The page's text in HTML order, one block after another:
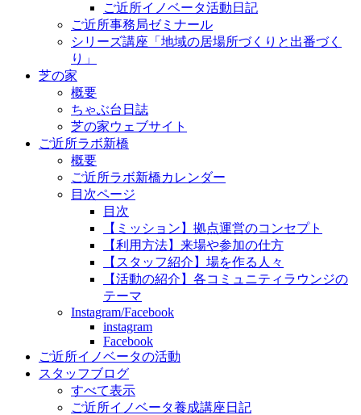
ご近所イノベータ活動日記
ご近所事務局ゼミナール
シリーズ講座「地域の居場所づくりと出番づく
り」
芝の家
概要
ちゃぶ台日誌
芝の家ウェブサイト
ご近所ラボ新橋
概要
ご近所ラボ新橋カレンダー
目次ページ
目次
【ミッション】拠点運営のコンセプト
【利用方法】来場や参加の仕方
【スタッフ紹介】場を作る人々
【活動の紹介】各コミュニティラウンジの
テーマ
Instagram/Facebook
instagram
Facebook
ご近所イノベータの活動
スタッフブログ
すべて表示
ご近所イノベータ養成講座日記